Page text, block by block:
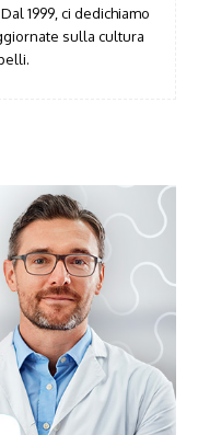
1999, ci dedichiamo
sulla cultura